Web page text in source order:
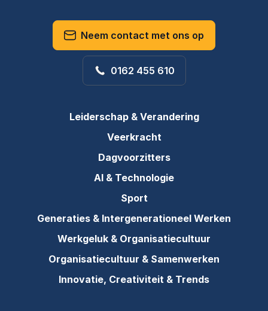
Neem contact met ons op
0162 455 610
Leiderschap & Verandering
Veerkracht
Dagvoorzitters
AI & Technologie
Sport
Generaties & Intergenerationeel Werken
Werkgeluk & Organisatiecultuur
Organisatiecultuur & Samenwerken
Innovatie, Creativiteit & Trends